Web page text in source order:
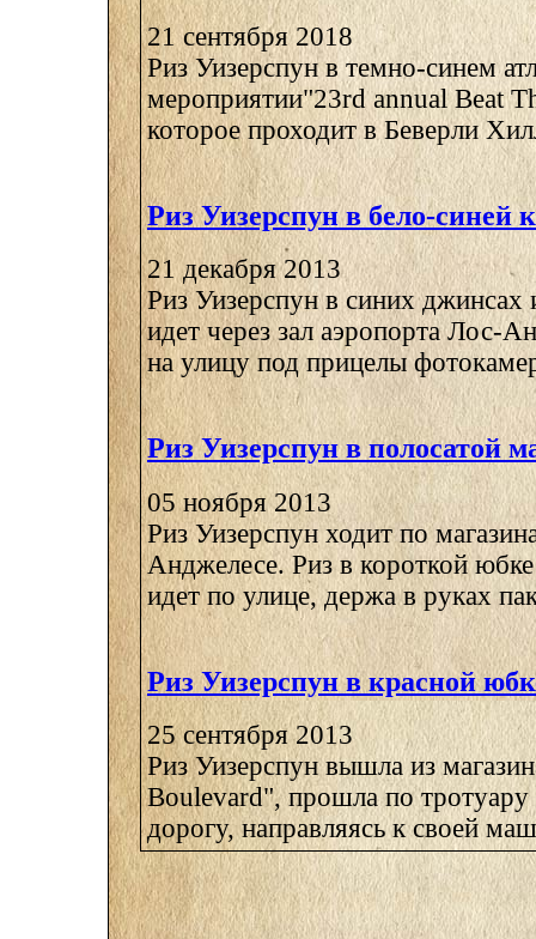
21 сентября 2018
Риз Уизерспун в темно-синем
мероприятии"23rd annual Beat
которое проходит в Беверли
Риз Уизерспун в бело-синей
21 декабря 2013
Риз Уизерспун в синих джинсах
идет через зал аэропорта Лос-
на улицу под прицелы
Риз Уизерспун в полосатой
05 ноября 2013
Риз Уизерспун ходит по
Анджелесе. Риз в короткой
идет по улице, держа в руках
Риз Уизерспун в красной
25 сентября 2013
Риз Уизерспун вышла из
Boulevard", прошла по
дорогу, направляясь к своей